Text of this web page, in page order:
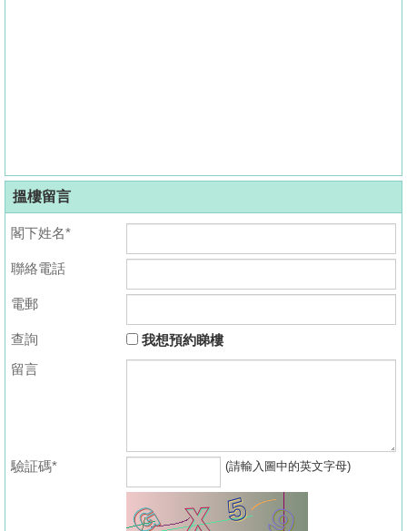
搵樓留言
閣下姓名*
聯絡電話
電郵
查詢
我想預約睇樓
留言
驗証碼* (請輸入圖中的英文字母)